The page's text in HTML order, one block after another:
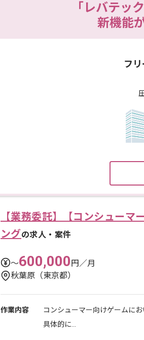
「レバテッ
新機能
フ
【業務委託】【コンシュー
ングの求人・案件
〜600,000円／月
秋葉原（東京都）
作業内容
コンシューマー向けゲームに
具体的に...